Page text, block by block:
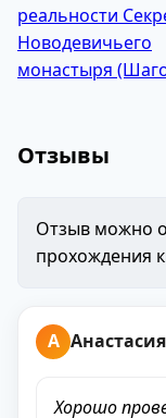
Отзывы
Отзыв можно
прохождения
А Анастасия
Хорошо